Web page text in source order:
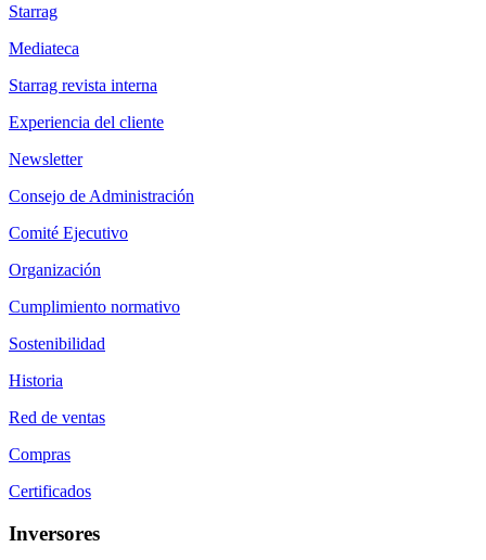
Starrag
Mediateca
Starrag revista interna
Experiencia del cliente
Newsletter
Consejo de Administración
Comité Ejecutivo
Organización
Cumplimiento normativo
Sostenibilidad
Historia
Red de ventas
Compras
Certificados
Inversores